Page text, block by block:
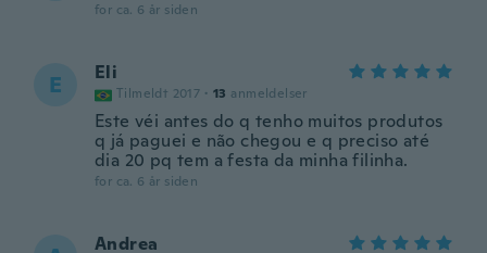
for ca. 6 år siden
E Eli
Tilmeldt 2017 · 13 anmeldelser
Este véi antes do q tenho muitos produtos
q já paguei e não chegou e q preciso até
dia 20 pq tem a festa da minha filinha.
for ca. 6 år siden
Andrea